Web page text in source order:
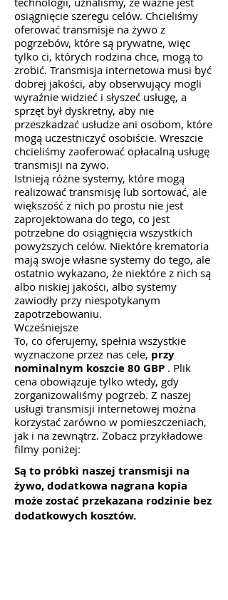
osiągnięcie szeregu celów. Chcieliśmy
oferować transmisje na żywo z
pogrzebów, które są prywatne, więc
tylko ci, których rodzina chce, mogą to
zrobić. Transmisja internetowa musi być
dobrej jakości, aby obserwujący mogli
wyraźnie widzieć i słyszeć usługę, a
sprzęt był dyskretny, aby nie
przeszkadzać usłudze ani osobom, które
mogą uczestniczyć osobiście. Wreszcie
chcieliśmy zaoferować opłacalną usługę
transmisji na żywo.
Istnieją różne systemy, które mogą
realizować transmisję lub sortować, ale
większość z nich po prostu nie jest
zaprojektowana do tego, co jest
potrzebne do osiągnięcia wszystkich
powyższych celów. Niektóre krematoria
mają swoje własne systemy do tego, ale
ostatnio wykazano, że niektóre z nich są
albo niskiej jakości, albo systemy
zawiodły przy niespotykanym
zapotrzebowaniu.
Wcześniejsze
To, co oferujemy, spełnia wszystkie
wyznaczone przez nas cele, przy
nominalnym koszcie 80 GBP . Plik
cena obowiązuje tylko wtedy, gdy
zorganizowaliśmy pogrzeb. Z naszej
usługi transmisji internetowej można
korzystać zarówno w pomieszczeniach,
jak i na zewnątrz. Zobacz przykładowe
filmy poniżej:
Są to próbki naszej transmisji na
żywo, dodatkowa nagrana kopia
może zostać przekazana rodzinie bez
dodatkowych kosztów.